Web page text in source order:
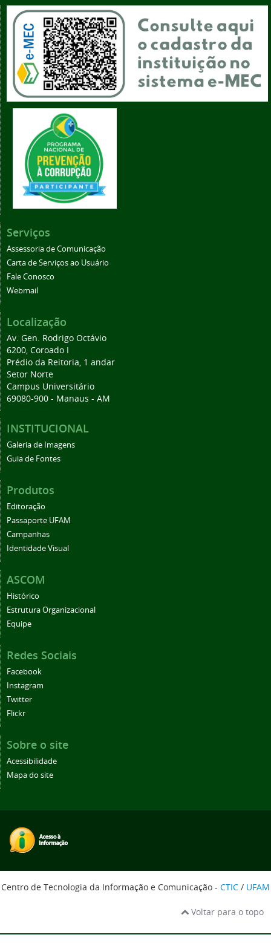
Serviços
Assessoria de Comunicação
Carta de Serviços ao Usuário
Fale Conosco
Webmail
Localização
Av. Gen. Rodrigo Octávio
6200, Coroado I
Prédio da Reitoria, 1 andar
Setor Norte
Campus Universitário
69080-900 - Manaus - AM
INSTITUCIONAL
Galeria de Imagens
Guia de Fontes
Produtos
Editoração
Passaporte UFAM
Campanhas
Identidade Visual
ASCOM
Histórico
Estrutura Organizacional
Equipe
Redes Sociais
Facebook
Instagram
Twitter
Flickr
Sobre o site
Acessibilidade
Mapa do site
Centro de Tecnologia da Informação e Comunicação - CTIC / UFAM
Voltar para o topo